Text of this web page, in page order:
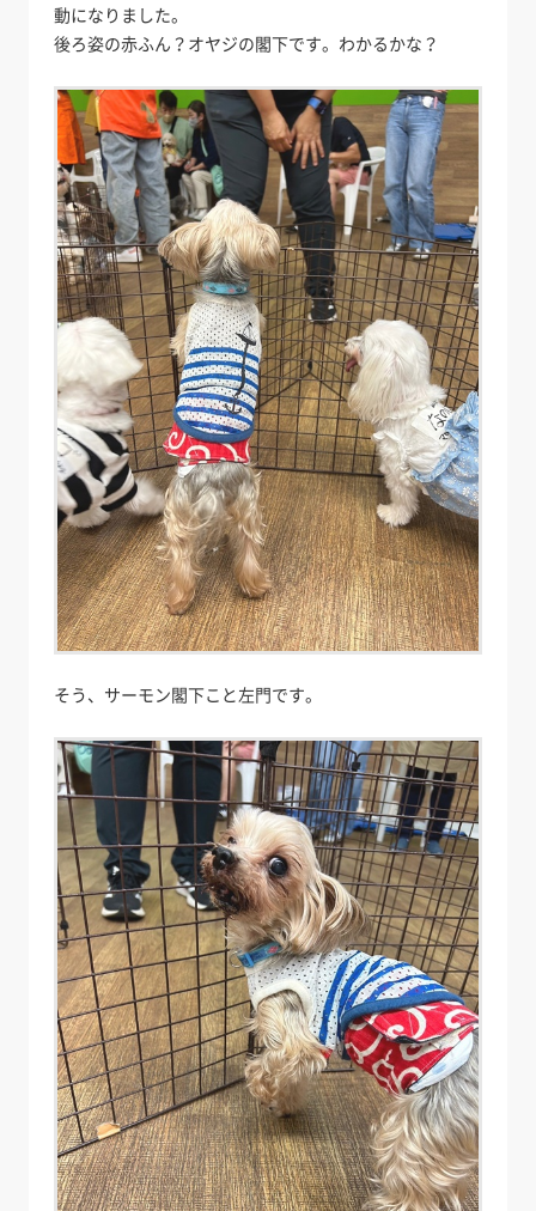
動になりました。
後ろ姿の赤ふん？オヤジの閣下です。わかるかな？
そう、サーモン閣下こと左門です。